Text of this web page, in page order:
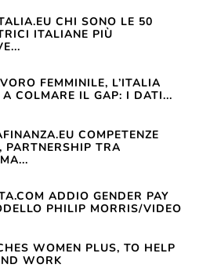
CHI SONO LE 50
ITALIANE PIÙ
FEMMINILE, L’ITALIA
COLMARE IL GAP: I DATI...
COMPETENZE
PARTNERSHIP TRA
ADDIO GENDER PAY
PHILIP MORRIS/VIDEO
WOMEN PLUS, TO HELP
WORK